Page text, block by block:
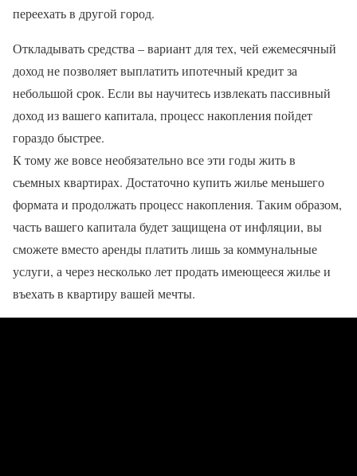
переехать в другой город.
Откладывать средства – вариант для тех, чей ежемесячный
доход не позволяет выплатить ипотечный кредит за
небольшой срок. Если вы научитесь извлекать пассивный
доход из вашего капитала, процесс накопления пойдет
гораздо быстрее.
К тому же вовсе необязательно все эти годы жить в
съемных квартирах. Достаточно купить жилье меньшего
формата и продолжать процесс накопления. Таким образом,
часть вашего капитала будет защищена от инфляции, вы
сможете вместо аренды платить лишь за коммунальные
услуги, а через несколько лет продать имеющееся жилье и
въехать в квартиру вашей мечты.